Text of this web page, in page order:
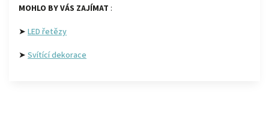
MOHLO BY VÁS ZAJÍMAT :
➤ LED řetězy
➤ Svítící dekorace